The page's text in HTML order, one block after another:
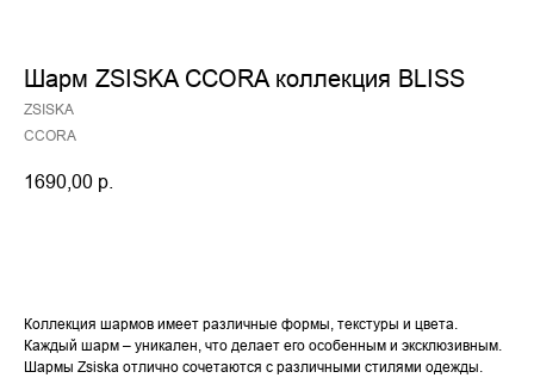
Шарм ZSISKA CCORA коллекция BLISS
ZSISKA
CCORA
1690,00 р.
Коллекция шармов имеет различные формы, текстуры и цвета.
Каждый шарм – уникален, что делает его особенным и эксклюзивным.
Шармы Zsiska отлично сочетаются с различными стилями одежды.